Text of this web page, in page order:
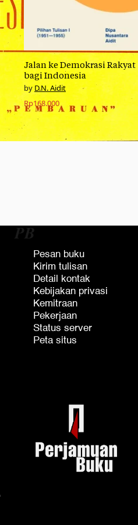
Jalan ke Demokrasi Rakyat
bagi Indonesia
D.N. Aidit
Rp168.000
𝑷𝑩
Pesan buku
Kirim tulisan
Detail kontak
Kebijakan privasi
Kemitraan
Pekerjaan
Status server
Peta situs